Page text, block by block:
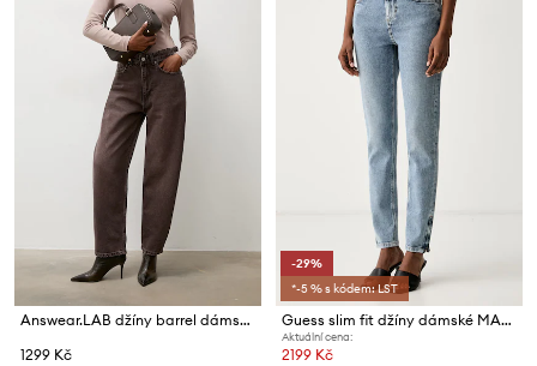
Answear.LAB džíny barrel dámské
1299 Kč
-29%
*-5 % s kódem: LST
Guess slim fit džíny dámské MARILYN MONROE
Aktuální cena:
2199 Kč